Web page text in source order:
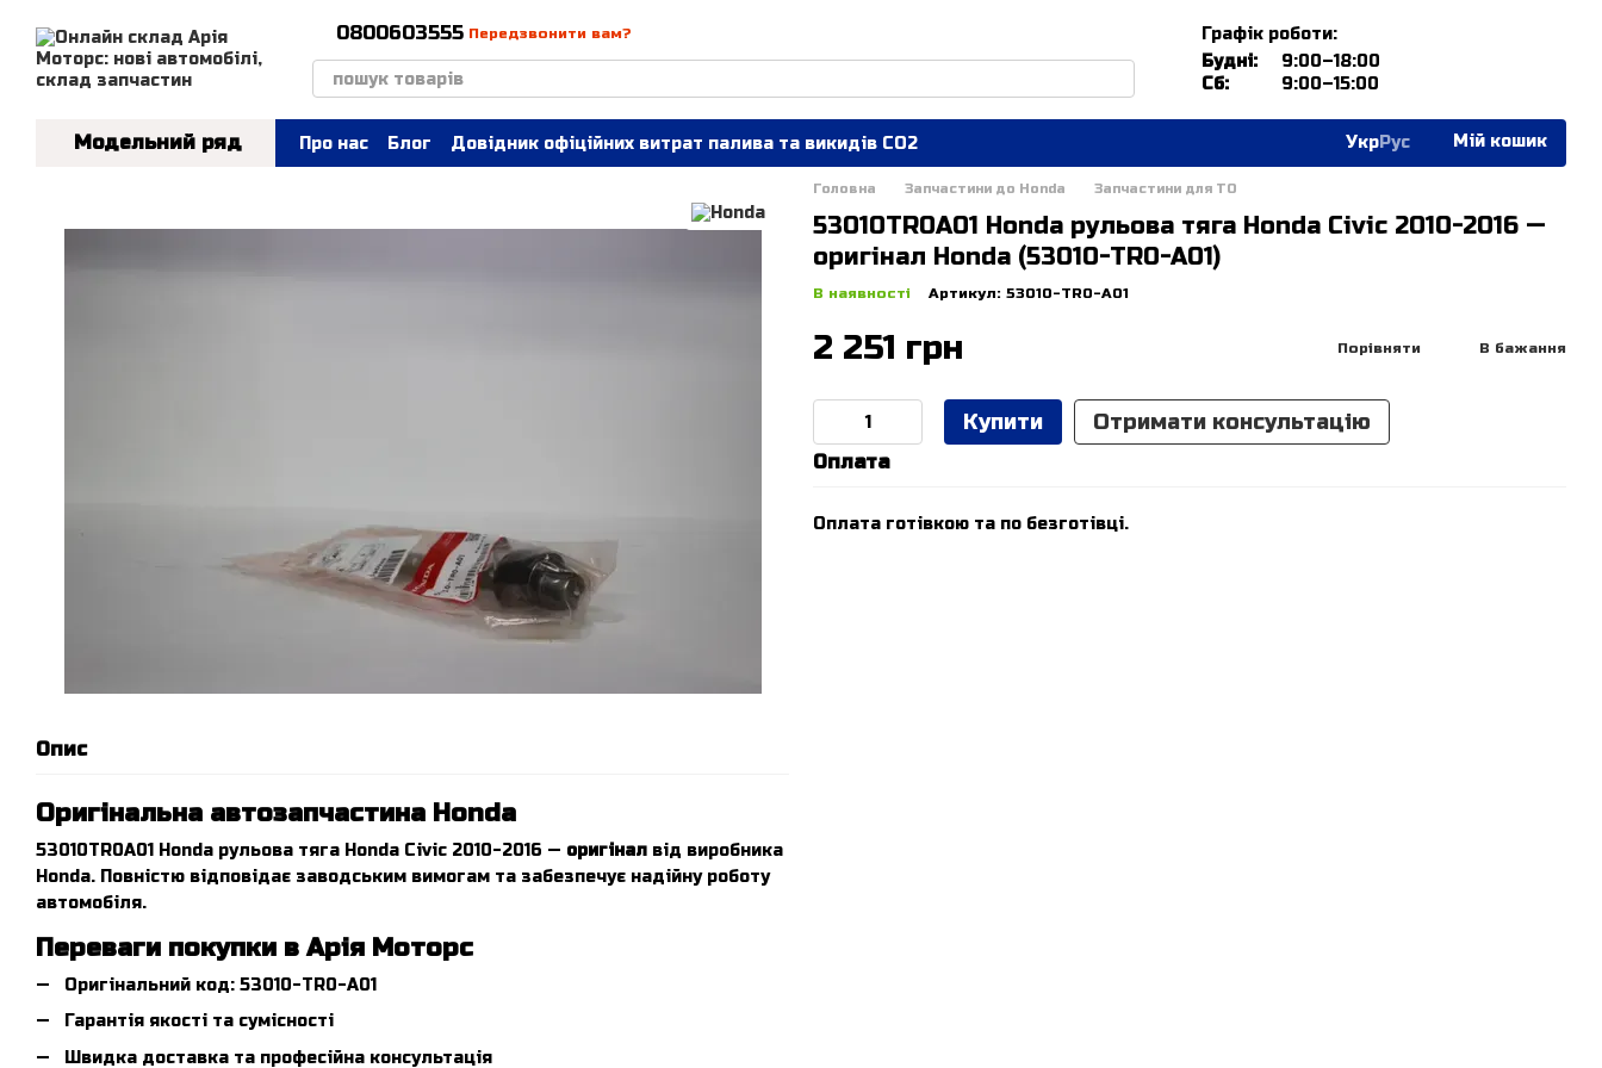
0800603555 Передзвонити вам?
Графік роботи:
Будні:
9:00–18:00
Сб:
9:00–15:00
Модельний ряд Про нас Блог Довідник офіційних витрат палива та викидів СО2 УкрРус Мій кошик
Опис
Оригінальна автозапчастина Honda
53010TR0A01 Honda рульова тяга Honda Civic 2010-2016 — оригінал від виробника
Honda. Повністю відповідає заводським вимогам та забезпечує надійну роботу
автомобіля.
Переваги покупки в Арія Моторс
Оригінальний код: 53010-TR0-A01
Гарантія якості та сумісності
Швидка доставка та професійна консультація
Головна Запчастини до Honda Запчастини для ТО
53010TR0A01 Honda рульова тяга Honda Civic 2010-2016 —
оригінал Honda (53010-TR0-A01)
В наявності Артикул: 53010-TR0-A01
2 251 грн Порівняти В бажання
Купити Отримати консультацію
Оплата
Оплата готівкою та по безготівці.